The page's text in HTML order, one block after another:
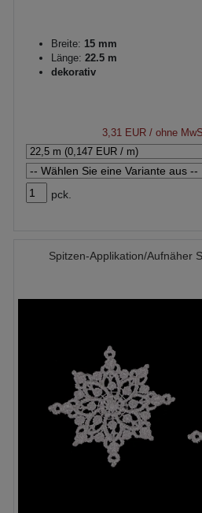
Breite: 15 mm
Länge: 22.5 m
dekorativ
3,31 EUR/ ohne
pck.
Spitzen-Applikation/Aufnäher